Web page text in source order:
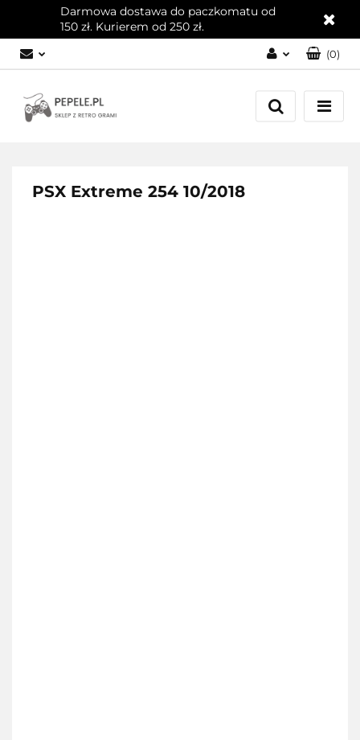
Darmowa dostawa do paczkomatu od
150 zł. Kurierem od 250 zł.
Zaloguj się
Załóż konto
(0)
PSX Extreme 254 10/2018